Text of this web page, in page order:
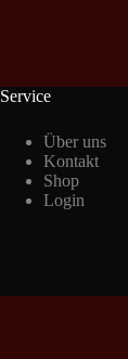
Service
Über uns
Kontakt
Shop
Login